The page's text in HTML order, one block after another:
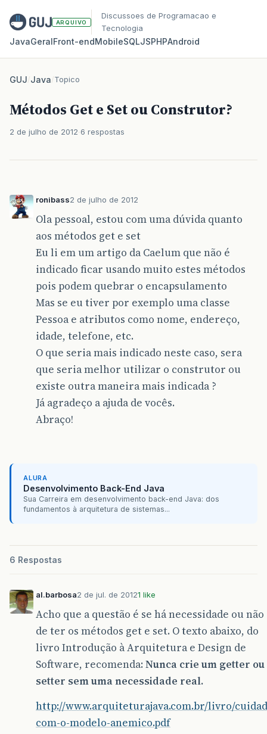
ARQUIVO
Discussoes de Programacao e
Tecnologia
JavaGeralFront‑endMobileSQLJSPHPAndroid
GUJ/Java/Topico
Métodos Get e Set ou Construtor?
2 de julho de 2012 6 respostas
ronibass2 de julho de 2012
Ola pessoal, estou com uma dúvida quanto
aos métodos get e set
Eu li em um artigo da Caelum que não é
indicado ficar usando muito estes métodos
pois podem quebrar o encapsulamento
Mas se eu tiver por exemplo uma classe
Pessoa e atributos como nome, endereço,
idade, telefone, etc.
O que seria mais indicado neste caso, sera
que seria melhor utilizar o construtor ou
existe outra maneira mais indicada ?
Já agradeço a ajuda de vocês.
Abraço!
ALURA
Desenvolvimento Back-End Java
Sua Carreira em desenvolvimento back-end Java: dos
fundamentos à arquitetura de sistemas...
6 Respostas
al.barbosa2 de jul. de 20121 like
Acho que a questão é se há necessidade ou não
de ter os métodos get e set. O texto abaixo, do
livro Introdução à Arquitetura e Design de
Software, recomenda: Nunca crie um getter ou
setter sem uma necessidade real.
http://www.arquiteturajava.com.br/livro/
com-o-modelo-anemico.pdf